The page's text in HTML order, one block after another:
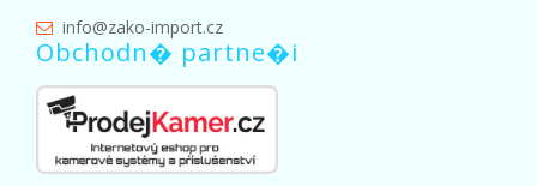
info@zako-import.cz
Obchodn� partne�i